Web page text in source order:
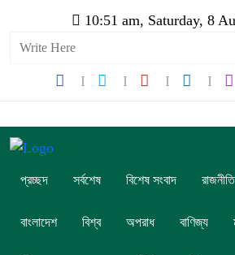
10:51 am, Saturday, 8
প্রচ্ছদ সর্বশেষ বিশেষ সংবাদ রাজনীতি
বাংলাদেশ বিশ্ব অপরাধ বাণিজ্য